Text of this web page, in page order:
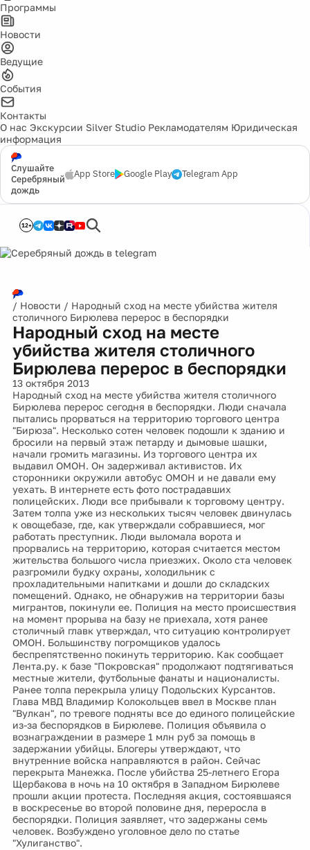
Программы
Новости
Ведущие
События
Контакты
О нас Экскурсии Silver Studio Рекламодателям Юридическая
информация
Слушайте
Серебряный
дождь
App Store Google Play Telegram App
12+
/ Новости / Народный сход на месте убийства жителя
столичного Бирюлева перерос в беспорядки
Народный сход на месте
убийства жителя столичного
Бирюлева перерос в беспорядки
13 октября 2013
Народный сход на месте убийства жителя столичного
Бирюлева перерос сегодня в беспорядки. Люди сначала
пытались прорваться на территорию торгового центра
"Бирюза". Несколько сотен человек подошли к зданию и
бросили на первый этаж петарду и дымовые шашки,
начали громить магазины. Из торгового центра их
выдавил ОМОН. Он задерживал активистов. Их
сторонники окружили автобус ОМОН и не давали ему
уехать. В интернете есть фото пострадавших
полицейских. Люди все прибывали к торговому центру.
Затем толпа уже из нескольких тысяч человек двинулась
к овощебазе, где, как утверждали собравшиеся, мог
работать преступник. Люди выломала ворота и
прорвались на территорию, которая считается местом
жительства большого числа приезжих. Около ста человек
разгромили будку охраны, холодильник с
прохладительными напитками и дошли до складских
помещений. Однако, не обнаружив на территории базы
мигрантов, покинули ее. Полиция на место происшествия
на момент прорыва на базу не приехала, хотя ранее
столичный главк утверждал, что ситуацию контролирует
ОМОН. Большинству погромщиков удалось
беспрепятственно покинуть территорию. Как сообщает
Лента.ру. к базе "Покровская" продолжают подтягиваться
местные жители, футбольные фанаты и националисты.
Ранее толпа перекрыла улицу Подольских Курсантов.
Глава МВД Владимир Колокольцев ввел в Москве план
"Вулкан", по тревоге подняты все до единого полицейские
из-за беспорядков в Бирюлеве. Полиция объявила о
вознаграждении в размере 1 млн руб за помощь в
задержании убийцы. Блогеры утверждают, что
внутренние войска направляются в район. Сейчас
перекрыта Манежка. После убийства 25-летнего Егора
Щербакова в ночь на 10 октября в Западном Бирюлеве
прошли акции протеста. Последняя акция, состоявшаяся
в воскресенье во второй половине дня, переросла в
беспорядки. Полиция заявляет, что задержаны семь
человек. Возбуждено уголовное дело по статье
"Хулиганство".